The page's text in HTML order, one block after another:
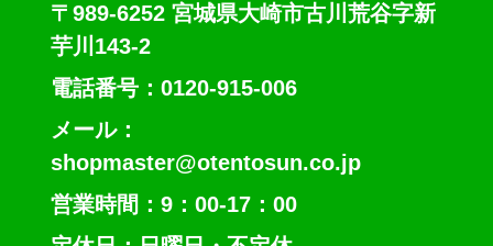
〒989-6252 宮城県大崎市古川荒谷字新
芋川143-2
電話番号：0120-915-006
メール：
shopmaster@otentosun.co.jp
営業時間：9：00-17：00